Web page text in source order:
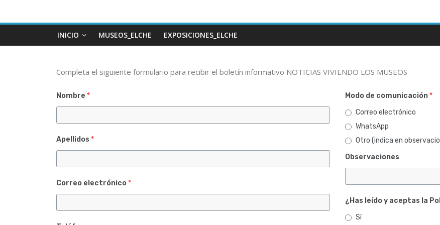
INICIO MUSEOS_ELCHE EXPOSICIONES_ELCHE
Completa el siguiente formulario para recibir el boletín informativo NOTICIAS VIVIENDO LOS MUSEOS
Nombre *
Apellidos *
Correo electrónico*
Modo de comunicación*
Correo electrónico
WhatsApp
Otro (indica en
Observaciones
¿Has leído y aceptas la
Sí